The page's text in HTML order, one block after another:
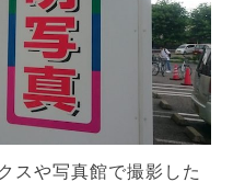
スや写真館で撮影した